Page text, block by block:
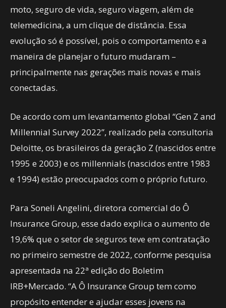
moto, seguro de vida, seguro viagem, além de
telemedicina, a um clique de distância. Essa
evolução só é possível, pois o comportamento e a
maneira de planejar o futuro mudaram –
principalmente nas gerações mais novas e mais
conectadas.
De acordo com um levantamento global “Gen Z and
Millennial Survey 2022”, realizado pela consultoria
Deloitte, os brasileiros da geração Z (nascidos entre
1995 e 2003) e os millennials (nascidos entre 1983
e 1994) estão preocupados com o próprio futuro.
Para Soneli Angelini, diretora comercial do Ô
Insurance Group, esse dado explica o aumento de
19,6% que o setor de seguros teve em contratação
no primeiro semestre de 2022, conforme pesquisa
apresentada na 22ª edição do Boletim
IRB+Mercado. “A Ô Insurance Group tem como
propósito entender e ajudar esses jovens na